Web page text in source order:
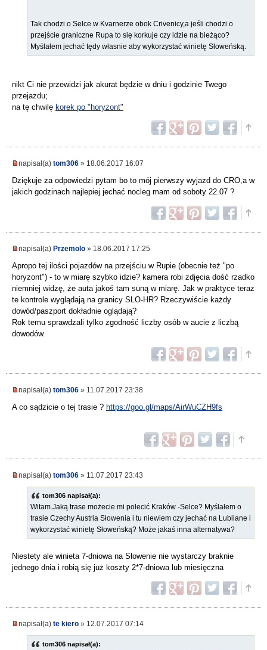
Tak chodzi o Selce w Kvarnerze obok Crivenicy,a jeśli chodzi o
przejście graniczne Rupa to się korkuje czy idzie na bieżąco?
Myślałem jechać tędy własnie aby wykorzystać winietę Słoweńską.
nikt Ci nie przewidzi jak akurat będzie w dniu i godzinie Twego
przejazdu;
na tę chwilę korek po "horyzont"
napisał(a) tom306 » 18.06.2017 16:07
Dziękuje za odpowiedzi pytam bo to mój pierwszy wyjazd do CRO,a w
jakich godzinach najlepiej jechać nocleg mam od soboty 22.07 ?
napisał(a) Przemolo » 18.06.2017 17:25
Apropo tej ilości pojazdów na przejściu w Rupie (obecnie też "po
horyzont") - to w miarę szybko idzie? kamera robi zdjęcia dość rzadko
niemniej widzę, że auta jakoś tam suną w miarę. Jak w praktyce teraz
te kontrole wyglądają na granicy SLO-HR? Rzeczywiście każdy
dowód/paszport dokładnie oglądają?
Rok temu sprawdzali tylko zgodność liczby osób w aucie z liczbą
dowodów.
napisał(a) tom306 » 11.07.2017 23:38
A co sądzicie o tej trasie ? https://goo.gl/maps/AirWuCZH9fs
napisał(a) tom306 » 11.07.2017 23:43
tom306 napisał(a):
Witam.Jaką trase możecie mi polecić Kraków -Selce? Myślałem o
trasie Czechy Austria Słowenia i tu niewiem czy jechać na Lubliane i
wykorzystać winietę Słoweńską? Może jakaś inna alternatywa?
Niestety ale winieta 7-dniowa na Słowenie nie wystarczy braknie
jednego dnia i robią się już koszty 2*7-dniowa lub miesięczna
napisał(a) te kiero » 12.07.2017 07:14
tom306 napisał(a):